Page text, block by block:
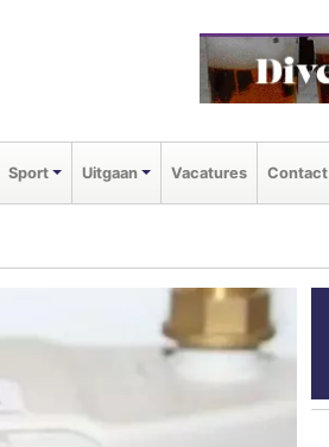
Sport Uitgaan Vacatures Contact